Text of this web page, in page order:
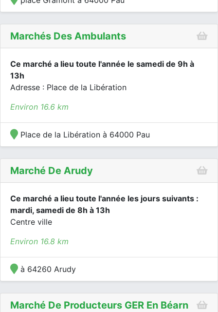
Marchés Des Ambulants
Ce marché a lieu toute l'année le samedi de 9h à
13h
Adresse : Place de la Libération
Environ 16.6 km
Place de la Libération à 64000 Pau
Marché De Arudy
Ce marché a lieu toute l'année les jours suivants :
mardi, samedi de 8h à 13h
Centre ville
Environ 16.8 km
à 64260 Arudy
Marché De Producteurs GER En Béarn